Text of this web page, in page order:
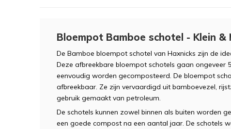
Bloempot Bamboe schotel - Klein &
De Bamboe bloempot schotel van Haxnicks zijn de
Deze afbreekbare bloempot schotels gaan ongeveer
eenvoudig worden gecomposteerd. De bloempot
afbreekbaar. Ze zijn vervaardigd uit bamboevezel,
gebruik gemaakt van petroleum.
De schotels kunnen zowel binnen als buiten worden
een goede compost na een aantal jaar. De schotels